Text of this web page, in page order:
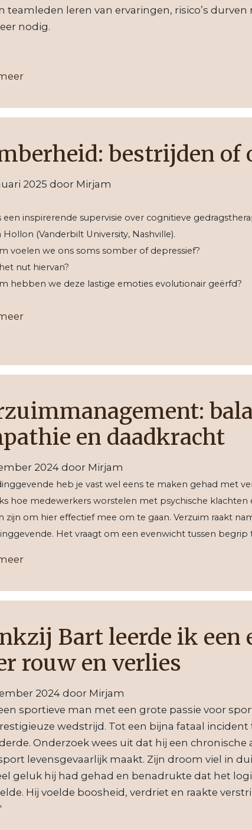
teamleden leren van ervaringen, risico’s
nodig.
bestrijden of
2025 door Mirjam
een inspirerende supervisie over cognitieve
Hollon (Vanderbilt University, Nashville).
voelen we ons soms somber of depressief?
nut hiervan?
hebben we deze lastige emoties evolutionair geërfd?
en daadkracht
2024 door Mirjam
heb je vast wel eens te maken gehad met
hoe medewerkers worstelen met psychische klachten
zijn om hier effectief mee om te gaan. Verzuim raakt
Het vraagt om een evenwicht tussen
Bart leerde ik een
rouw en verlies
2024 door Mirjam
sportieve man met een grote passie voor
wedstrijd. Tot een bijna fataal
Onderzoek wees uit dat hij een
levensgevaarlijk maakt. Zijn droom viel in
geluk hij had gehad en benadrukte dat het
Hij voelde boosheid, verdriet en raakte